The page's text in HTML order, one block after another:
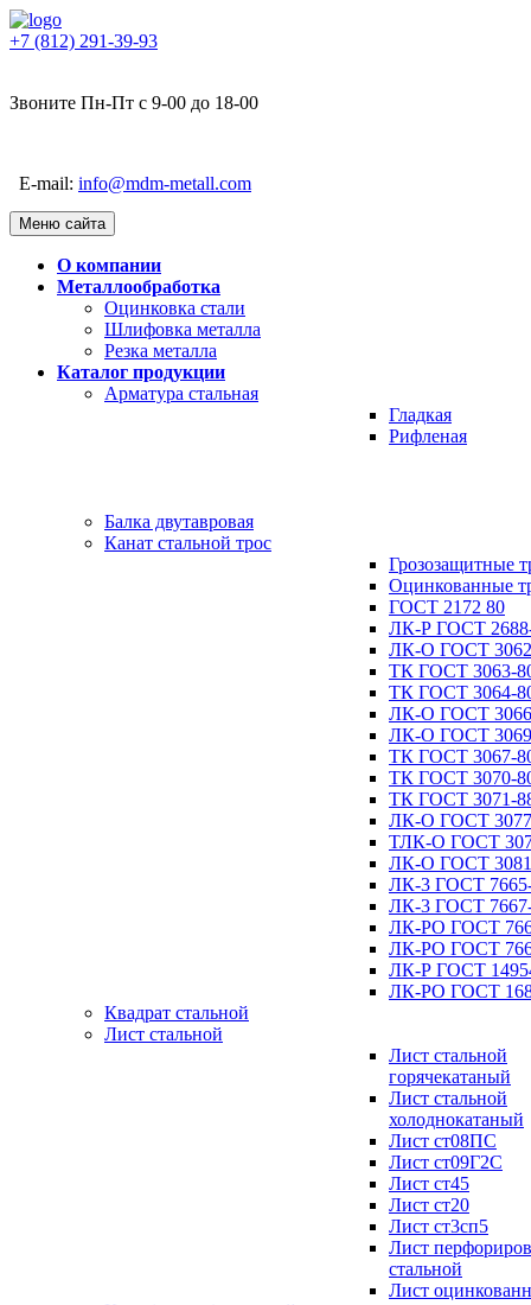
+7 (812) 291-39-93
Звоните Пн-Пт с 9-00 до 18-00
E-mail: info@mdm-metall.com
Меню сайта
О компании
Металлообработка
Оцинковка стали
Шлифовка металла
Резка металла
Каталог продукции
Арматура стальная
Гладкая
Рифленая
Балка двутавровая
Канат стальной трос
Грозозащитные
Оцинкованные
ГОСТ 2172 80
ЛК-Р ГОСТ
ЛК-О ГОСТ
ТК ГОСТ 3063-
ТК ГОСТ 3064-
ЛК-О ГОСТ
ЛК-О ГОСТ
ТК ГОСТ 3067-
ТК ГОСТ 3070-
ТК ГОСТ 3071-
ЛК-О ГОСТ
ТЛК-О ГОСТ
ЛК-О ГОСТ
ЛК-3 ГОСТ
ЛК-3 ГОСТ
ЛК-РО ГОСТ
ЛК-РО ГОСТ
ЛК-Р ГОСТ
ЛК-РО ГОСТ
Квадрат стальной
Лист стальной
Лист стальной
горячекатаный
Лист стальной
холоднокатаный
Лист ст08ПС
Лист ст09Г2С
Лист ст45
Лист ст20
Лист ст3сп5
Лист
стальной
Лист